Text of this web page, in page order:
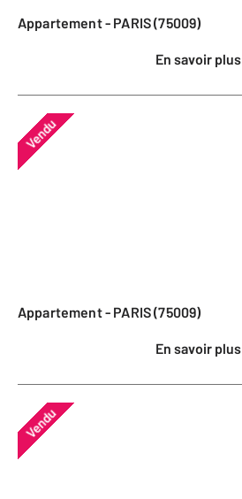
Appartement - PARIS (75009)
En savoir plus
Vendu
Appartement - PARIS (75009)
En savoir plus
Vendu